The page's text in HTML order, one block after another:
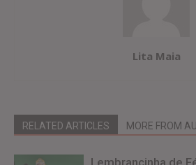
Lita Maia
RELATED ARTICLES MORE FROM